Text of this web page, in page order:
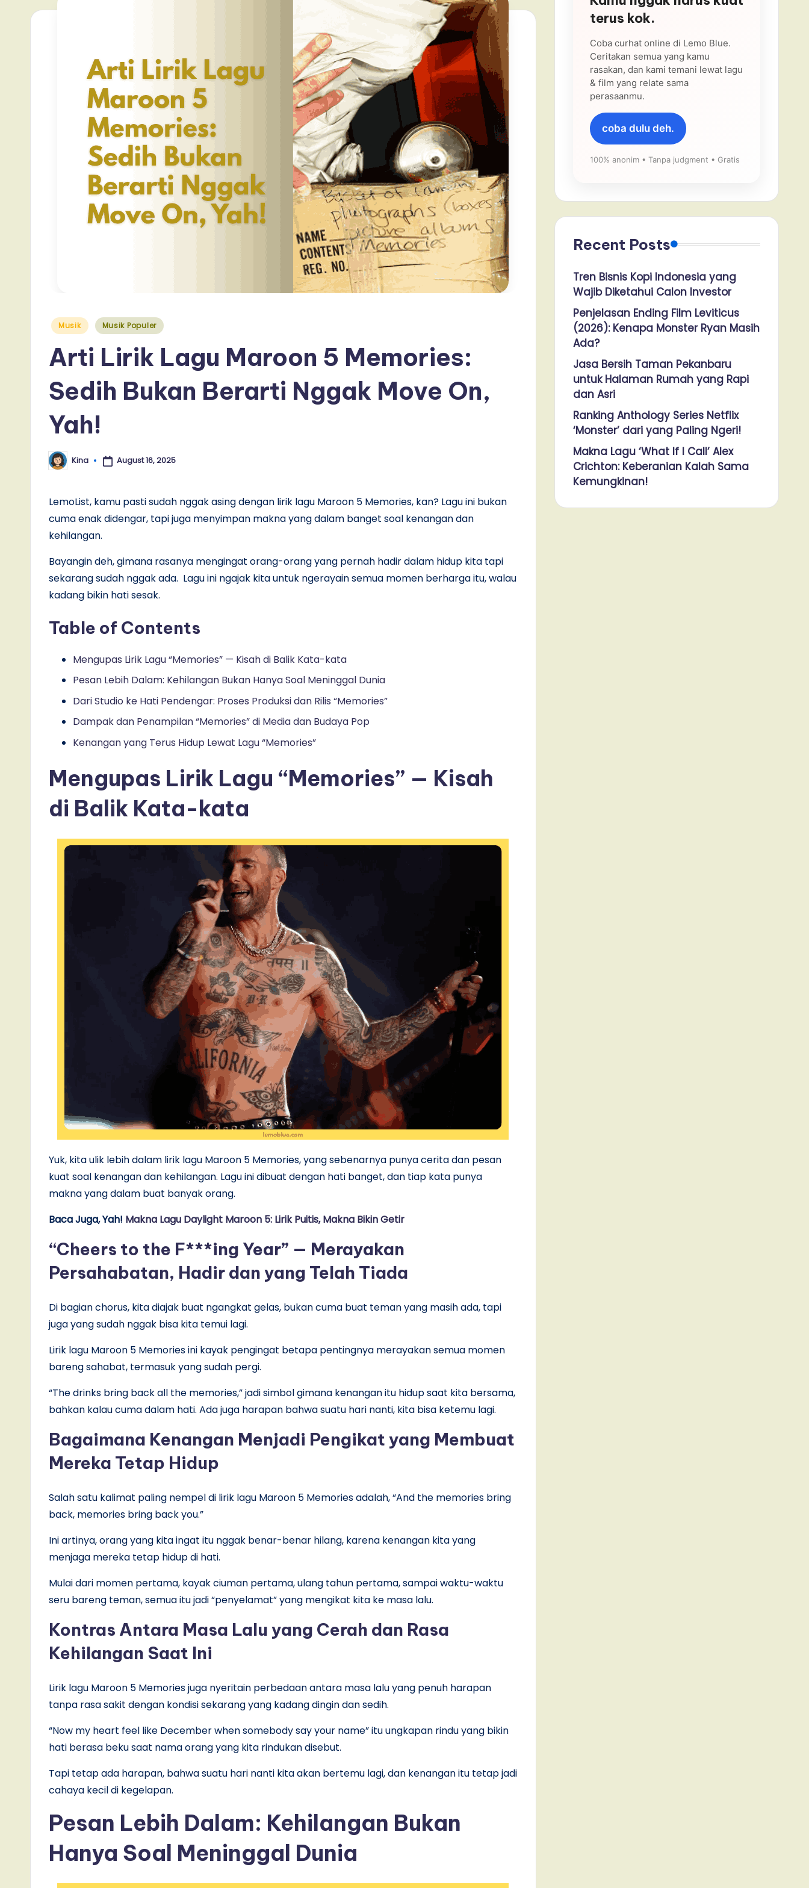
Posted
Musik Musik Populer
Arti Lirik Lagu Maroon 5 Memories:
Sedih Bukan Berarti Nggak Move On,
Yah!
Posted
by
Kina August 16, 2025
LemoList, kamu pasti sudah nggak asing dengan lirik lagu Maroon 5 Memories, kan? Lagu ini bukan
cuma enak didengar, tapi juga menyimpan makna yang dalam banget soal kenangan dan
kehilangan.
Bayangin deh, gimana rasanya mengingat orang-orang yang pernah hadir dalam hidup kita tapi
sekarang sudah nggak ada. Lagu ini ngajak kita untuk ngerayain semua momen berharga itu, walau
kadang bikin hati sesak.
Table of Contents
Mengupas Lirik Lagu “Memories” — Kisah di Balik Kata-kata
Pesan Lebih Dalam: Kehilangan Bukan Hanya Soal Meninggal Dunia
Dari Studio ke Hati Pendengar: Proses Produksi dan Rilis “Memories”
Dampak dan Penampilan “Memories” di Media dan Budaya Pop
Kenangan yang Terus Hidup Lewat Lagu “Memories”
Mengupas Lirik Lagu “Memories” — Kisah
di Balik Kata-kata
Yuk, kita ulik lebih dalam lirik lagu Maroon 5 Memories, yang sebenarnya punya cerita dan pesan
kuat soal kenangan dan kehilangan. Lagu ini dibuat dengan hati banget, dan tiap kata punya
makna yang dalam buat banyak orang.
Baca Juga, Yah! Makna Lagu Daylight Maroon 5: Lirik Puitis, Makna Bikin Getir
“Cheers to the F***ing Year” — Merayakan
Persahabatan, Hadir dan yang Telah Tiada
Di bagian chorus, kita diajak buat ngangkat gelas, bukan cuma buat teman yang masih ada, tapi
juga yang sudah nggak bisa kita temui lagi.
Lirik lagu Maroon 5 Memories ini kayak pengingat betapa pentingnya merayakan semua momen
bareng sahabat, termasuk yang sudah pergi.
“The drinks bring back all the memories,” jadi simbol gimana kenangan itu hidup saat kita bersama,
bahkan kalau cuma dalam hati. Ada juga harapan bahwa suatu hari nanti, kita bisa ketemu lagi.
Bagaimana Kenangan Menjadi Pengikat yang Membuat
Mereka Tetap Hidup
Salah satu kalimat paling nempel di lirik lagu Maroon 5 Memories adalah, “And the memories bring
back, memories bring back you.”
Ini artinya, orang yang kita ingat itu nggak benar-benar hilang, karena kenangan kita yang
menjaga mereka tetap hidup di hati.
Mulai dari momen pertama, kayak ciuman pertama, ulang tahun pertama, sampai waktu-waktu
seru bareng teman, semua itu jadi “penyelamat” yang mengikat kita ke masa lalu.
Kontras Antara Masa Lalu yang Cerah dan Rasa
Kehilangan Saat Ini
Lirik lagu Maroon 5 Memories juga nyeritain perbedaan antara masa lalu yang penuh harapan
tanpa rasa sakit dengan kondisi sekarang yang kadang dingin dan sedih.
“Now my heart feel like December when somebody say your name” itu ungkapan rindu yang bikin
hati berasa beku saat nama orang yang kita rindukan disebut.
Tapi tetap ada harapan, bahwa suatu hari nanti kita akan bertemu lagi, dan kenangan itu tetap jadi
cahaya kecil di kegelapan.
Pesan Lebih Dalam: Kehilangan Bukan
Hanya Soal Meninggal Dunia
terus kok.
Coba curhat online di Lemo Blue.
Ceritakan semua yang kamu
rasakan, dan kami temani lewat lagu
& film yang relate sama
perasaanmu.
coba dulu deh.
100% anonim • Tanpa judgment • Gratis
Recent Posts
Tren Bisnis Kopi Indonesia yang
Wajib Diketahui Calon Investor
Penjelasan Ending Film Leviticus
(2026): Kenapa Monster Ryan Masih
Ada?
Jasa Bersih Taman Pekanbaru
untuk Halaman Rumah yang Rapi
dan Asri
Ranking Anthology Series Netflix
‘Monster’ dari yang Paling Ngeri!
Makna Lagu ‘What If I Call’ Alex
Crichton: Keberanian Kalah Sama
Kemungkinan!